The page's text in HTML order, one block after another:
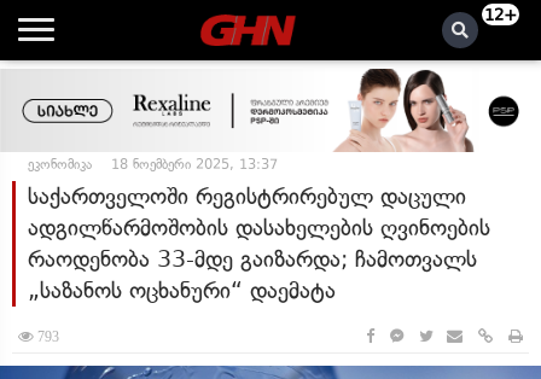
12+
ეკონომიკა 18 ნოემბერი 2025, 13:37
საქართველოში რეგისტრირებულ დაცული
ადგილწარმოშობის დასახელების ღვინოების
რაოდენობა 33-მდე გაიზარდა; ჩამოთვალს
„საზანოს ოცხანური“ დაემატა
793